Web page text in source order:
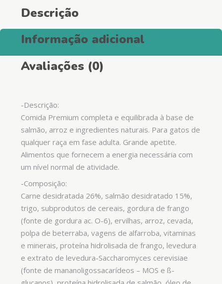
Descrição
Informação adicional
Avaliações (0)
-Descrição:
Comida Premium completa e equilibrada à base de
salmão, arroz e ingredientes naturais. Para gatos de
qualquer raça em fase adulta. Grande apetite.
Alimentos que fornecem a energia necessária com
um nível normal de atividade.
-Composição:
Carne desidratada 26%, salmão desidratado 15%,
trigo, subprodutos de cereais, gordura de frango
(fonte de gordura ac. O-6), ervilhas, arroz, cevada,
polpa de beterraba, vagens de alfarroba, vitaminas
e minerais, proteína hidrolisada de frango, levedura
e extrato de levedura-Saccharomyces cerevisiae
(fonte de mananoligossacarídeos – MOS e ß-